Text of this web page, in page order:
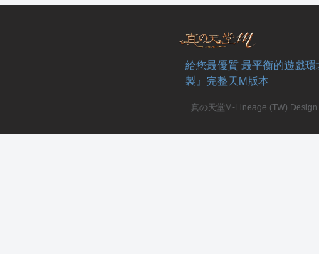
給您最優質 最平衡的遊戲
製』完整天M版本
真の天堂M-Lineage (TW)